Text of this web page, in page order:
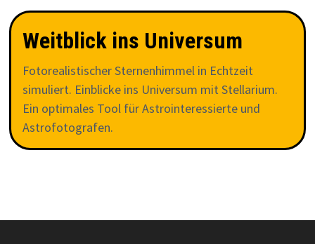
Weitblick ins Universum
Fotorealistischer Sternenhimmel in Echtzeit
simuliert. Einblicke ins Universum mit Stellarium.
Ein optimales Tool für Astrointeressierte und
Astrofotografen.